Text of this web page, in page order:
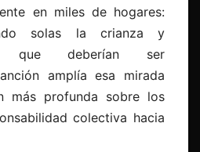
en miles de hogares:
solas la crianza y
que deberían ser
amplía esa mirada
más profunda sobre los
colectiva hacia